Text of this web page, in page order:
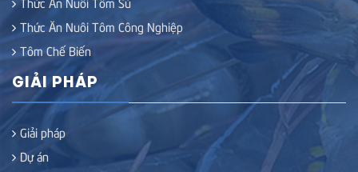
Thức Ăn Nuôi Tôm Công Nghiệp
Tôm Chế Biến
GIẢI PHÁP
Giải pháp
Dự án